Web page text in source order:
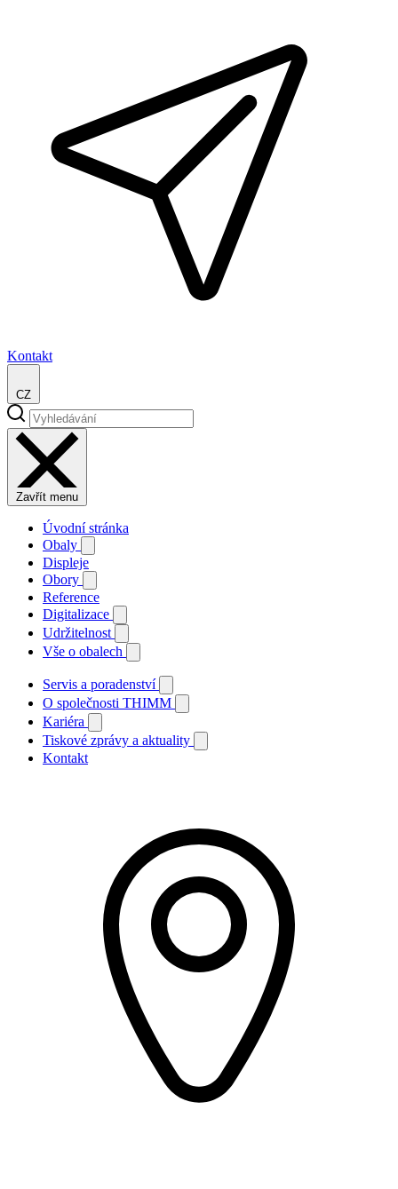
Kontakt
CZ
Zavřít menu
Úvodní stránka
Obaly
Displeje
Obory
Reference
Digitalizace
Udržitelnost
Vše o obalech
Servis a poradenství
O společnosti THIMM
Kariéra
Tiskové zprávy a aktuality
Kontakt